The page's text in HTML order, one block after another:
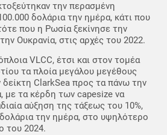
την περασμένη
δολάρια την ημέρα, κάτι που
που η Ρωσία ξεκίνησε την
Ουκρανία, στις αρχές του 2022.
VLCC, έτσι και στον τομέα
τα πλοία μεγάλου μεγέθους
ClarkSea προς τα πάνω την
με τα κέρδη των capesize να
αύξηση της τάξεως του 10%,
την ημέρα, στο υψηλότερο
του 2024.